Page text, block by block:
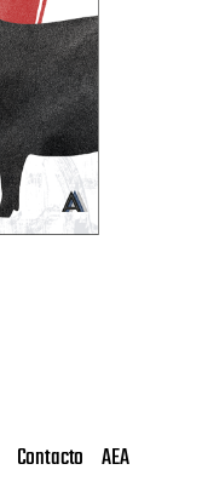
Contacto AEA